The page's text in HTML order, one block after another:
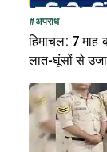
#अपराध
हिमाचल: 7 माह
लात-घूंसों से